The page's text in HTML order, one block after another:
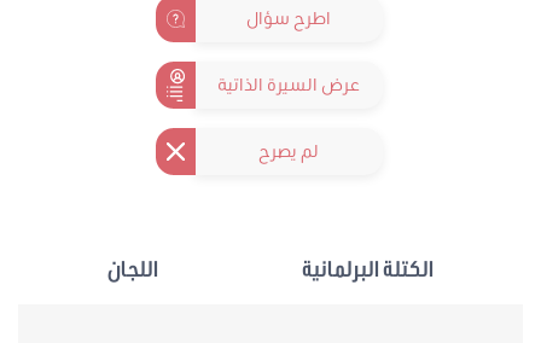
اطرح سؤال
عرض السيرة الذاتية
لم يصرح
الكتلة البرلمانية اللجان